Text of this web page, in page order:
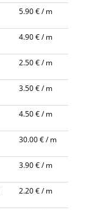
5.90 € / m
4.90 € / m
2.50 € / m
3.50 € / m
4.50 € / m
30.00 € / m
3.90 € / m
2.20 € / m